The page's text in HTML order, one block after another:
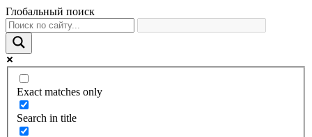
Глобальный поиск
Exact matches only
Search in title